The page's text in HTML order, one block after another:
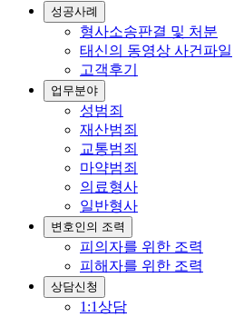
성공사례
형사소송판결 및 처분
태신의 동영상 사건파일
고객후기
업무분야
성범죄
재산범죄
교통범죄
마약범죄
의료형사
일반형사
변호인의 조력
피의자를 위한 조력
피해자를 위한 조력
상담신청
1:1상담